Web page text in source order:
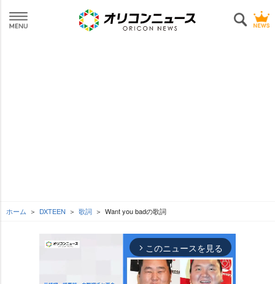
ホーム DXTEEN 歌詞 Want you badの歌詞
arrow_forward_ios このニュースを見る